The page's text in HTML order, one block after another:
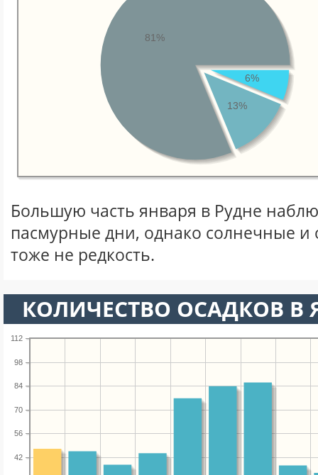
6%
13%
81%
Большую часть января в Рудне
пасмурные дни, однако солнечные
тоже не редкость.
КОЛИЧЕСТВО ОСАДКОВ В
42
56
70
84
98
112